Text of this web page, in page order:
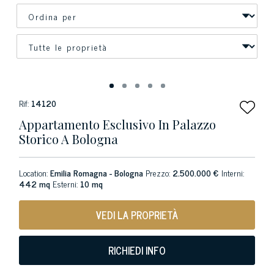
Rif: 14120
Appartamento Esclusivo In Palazzo
Storico A Bologna
Location:Emilia Romagna - Bologna Prezzo: 2.500.000 € Interni:
442 mq Esterni: 10 mq
VEDI LA PROPRIETÀ
RICHIEDI INFO